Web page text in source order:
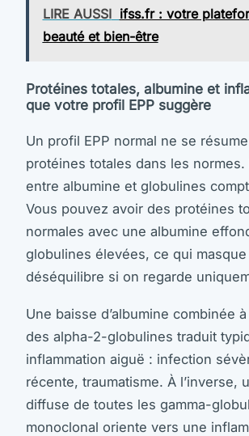
LIRE AUSSI ifss.fr : votre
beauté et bien-être
Protéines totales, albumine et
que votre profil EPP suggère
Un profil EPP normal ne se
protéines totales dans les normes.
entre albumine et globulines
Vous pouvez avoir des protéines
normales avec une albumine
globulines élevées, ce qui masque
déséquilibre si on regarde
Une baisse d’albumine combinée
des alpha-2-globulines traduit
inflammation aiguë : infection
récente, traumatisme. À l’inverse,
diffuse de toutes les gamma-
monoclonal oriente vers une